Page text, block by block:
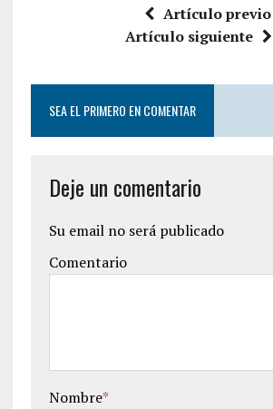
Artículo previo
Artículo siguiente
SEA EL PRIMERO EN COMENTAR
Deje un comentario
Su email no será publicado
Comentario
Nombre*